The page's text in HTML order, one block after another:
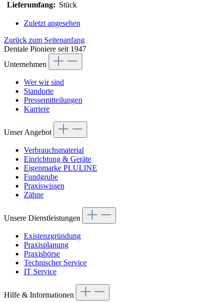
Lieferumfang: Stück
Zuletzt angesehen
Zurück zum Seitenanfang
Dentale Pioniere seit 1947
Unternehmen
Wer wir sind
Standorte
Pressemitteilungen
Karriere
Unser Angebot
Verbrauchsmaterial
Einrichtung & Geräte
Eigenmarke PLULINE
Fundgrube
Praxiswissen
Zähne
Unsere Dienstleistungen
Existenzgründung
Praxisplanung
Praxisbörse
Technischer Service
IT Service
Hilfe & Informationen